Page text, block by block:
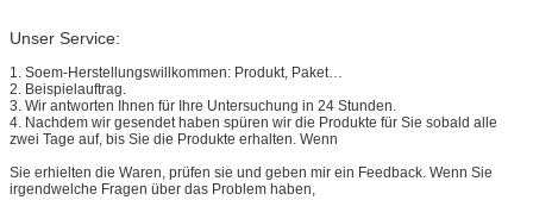
Unser Service:
1. Soem-Herstellungswillkommen: Produkt, Paket…
2. Beispielauftrag.
3. Wir antworten Ihnen für Ihre Untersuchung in 24 Stunden.
4. Nachdem wir gesendet haben spüren wir die Produkte für Sie sobald alle
zwei Tage auf, bis Sie die Produkte erhalten. Wenn
Sie erhielten die Waren, prüfen sie und geben mir ein Feedback. Wenn Sie
irgendwelche Fragen über das Problem haben,